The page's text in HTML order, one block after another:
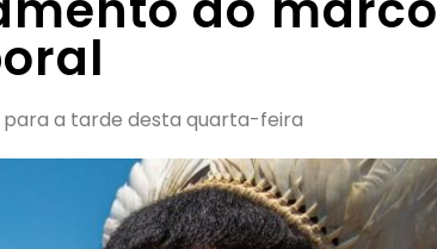
a tarde desta quarta-feira